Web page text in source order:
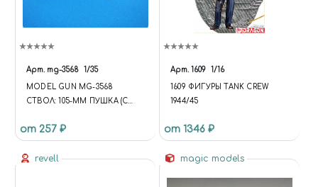
Арт. mg-3568 1/35
MODEL GUN MG-3568
СТВОЛ: 105-ММ ПУШКА (С
ДУЛЬНОГО ТОРМОЗА) ДЛЯ
PLA ZTL-11 1/35 (FUNCTION {
UNIVERSE.SITE.ID = 'S1';
от 257 ₽
Арт. 1609 1/16
1609 ФИГУРЫ TANK CREW
1944/45
от 1346 ₽
revell magic models